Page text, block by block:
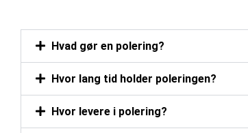
Hvad gør en polering?
Hvor lang tid holder poleringen?
Hvor levere i polering?